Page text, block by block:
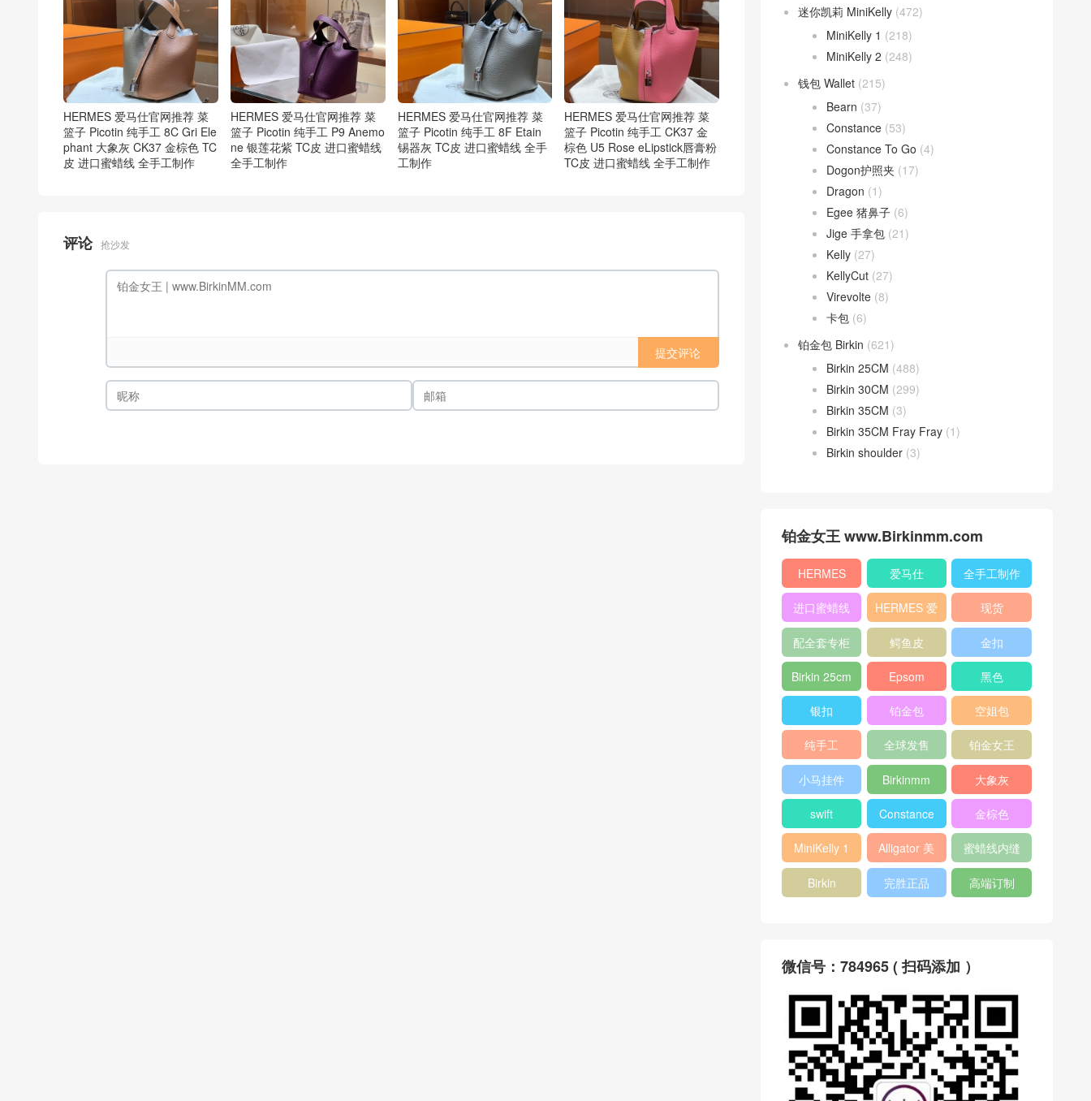
HERMES 爱马仕官网推荐 菜
篮子 Picotin 纯手工 8C Gri Ele
phant 大象灰 CK37 金棕色 TC
皮 进口蜜蜡线 全手工制作
HERMES 爱马仕官网推荐 菜
篮子 Picotin 纯手工 P9 Anemo
ne 银莲花紫 TC皮 进口蜜蜡线
全手工制作
HERMES 爱马仕官网推荐 菜
篮子 Picotin 纯手工 8F Etain
锡器灰 TC皮 进口蜜蜡线 全手
工制作
HERMES 爱马仕官网推荐 菜
篮子 Picotin 纯手工 CK37 金
棕色 U5 Rose eLipstick唇膏粉
TC皮 进口蜜蜡线 全手工制作
评论 抢沙发
提交评论
迷你凯莉 MiniKelly (472)
MiniKelly 1 (218)
MiniKelly 2 (248)
钱包 Wallet (215)
Bearn (37)
Constance (53)
Constance To Go (4)
Dogon护照夹 (17)
Dragon (1)
Egee 猪鼻子 (6)
Jige 手拿包 (21)
Kelly (27)
KellyCut (27)
Virevolte (8)
卡包 (6)
铂金包 Birkin (621)
Birkin 25CM (488)
Birkin 30CM (299)
Birkin 35CM (3)
Birkin 35CM Fray Fray (1)
Birkin shoulder (3)
铂金女王 www.Birkinmm.com
HERMES 爱马仕 全手工制作
进口蜜蜡线
HERMES 爱
马仕
现货
配全套专柜
原版包装
鳄鱼皮 金扣
Birkin 25cm Epsom 黑色
银扣 铂金包 空姐包
纯手工 全球发售 铂金女王
小马挂件 Birkinmm 大象灰
swift Constance 金棕色
MiniKelly 1
Alligator 美
洲鳄
蜜蜡线内缝
Birkin 完胜正品 高端订制
微信号：784965 ( 扫码添加 ）